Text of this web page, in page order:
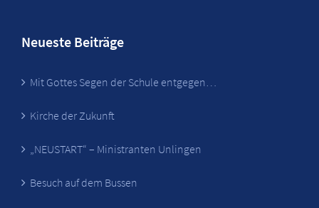
Neueste Beiträge
Mit Gottes Segen der Schule entgegen…
Kirche der Zukunft
„NEUSTART“ – Ministranten Unlingen
Besuch auf dem Bussen